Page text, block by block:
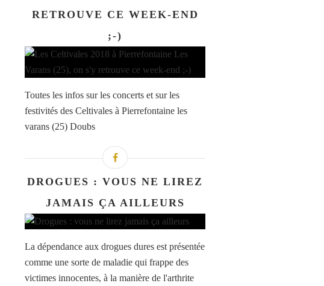
RETROUVE CE WEEK-END
;-)
Toutes les infos sur les concerts et sur les
festivités des Celtivales à Pierrefontaine les
varans (25) Doubs
DROGUES : VOUS NE LIREZ
JAMAIS ÇA AILLEURS
La dépendance aux drogues dures est présentée
comme une sorte de maladie qui frappe des
victimes innocentes, à la manière de l'arthrite